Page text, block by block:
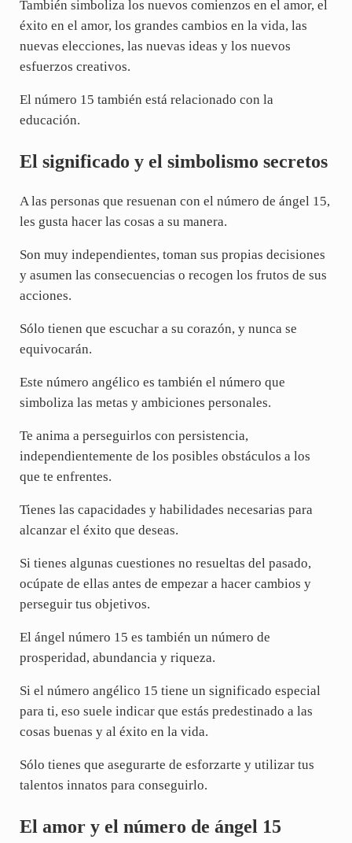
También simboliza los nuevos comienzos en el amor, el
éxito en el amor, los grandes cambios en la vida, las
nuevas elecciones, las nuevas ideas y los nuevos
esfuerzos creativos.
El número 15 también está relacionado con la
educación.
El significado y el simbolismo secretos
A las personas que resuenan con el número de ángel 15,
les gusta hacer las cosas a su manera.
Son muy independientes, toman sus propias decisiones
y asumen las consecuencias o recogen los frutos de sus
acciones.
Sólo tienen que escuchar a su corazón, y nunca se
equivocarán.
Este número angélico es también el número que
simboliza las metas y ambiciones personales.
Te anima a perseguirlos con persistencia,
independientemente de los posibles obstáculos a los
que te enfrentes.
Tienes las capacidades y habilidades necesarias para
alcanzar el éxito que deseas.
Si tienes algunas cuestiones no resueltas del pasado,
ocúpate de ellas antes de empezar a hacer cambios y
perseguir tus objetivos.
El ángel número 15 es también un número de
prosperidad, abundancia y riqueza.
Si el número angélico 15 tiene un significado especial
para ti, eso suele indicar que estás predestinado a las
cosas buenas y al éxito en la vida.
Sólo tienes que asegurarte de esforzarte y utilizar tus
talentos innatos para conseguirlo.
El amor y el número de ángel 15